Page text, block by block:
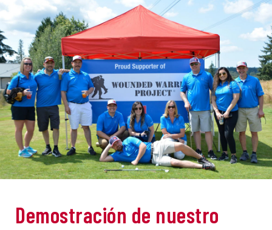
Demostración de nuestro